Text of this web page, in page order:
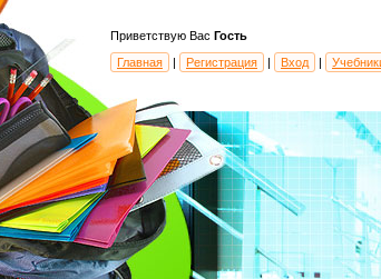
Приветствую Вас Гость
Главная
| Регистрация | Вход |